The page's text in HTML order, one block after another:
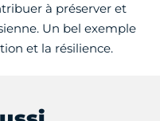
à préserver et
Un bel exemple
et la résilience.